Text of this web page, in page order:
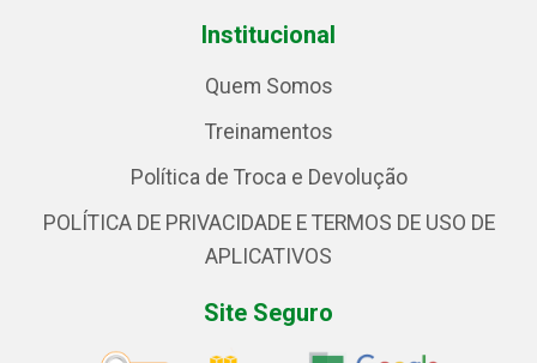
Institucional
Quem Somos
Treinamentos
Política de Troca e Devolução
POLÍTICA DE PRIVACIDADE E TERMOS DE USO DE
APLICATIVOS
Site Seguro